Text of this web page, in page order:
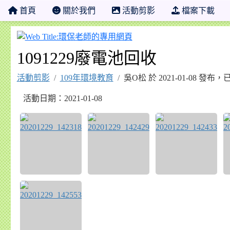
首頁 關於我們 活動剪影 檔案下載
環保老師的專用網頁
1091229廢電池回收
活動剪影 109年環境教育 吳O松 於 2021-01-08 發布，
活動日期：2021-01-08